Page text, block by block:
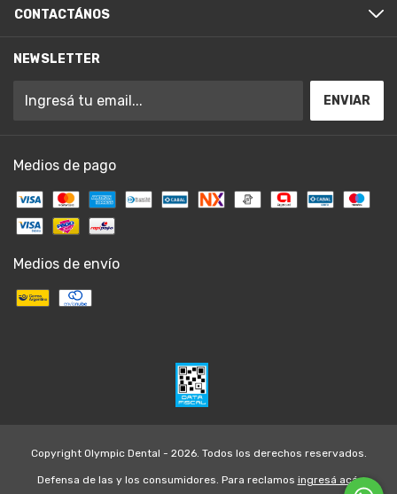
CONTACTÁNOS
NEWSLETTER
Medios de pago
Medios de envío
Copyright Olympic Dental - 2026. Todos los derechos reservados.
Defensa de las y los consumidores. Para reclamos ingresá acá.